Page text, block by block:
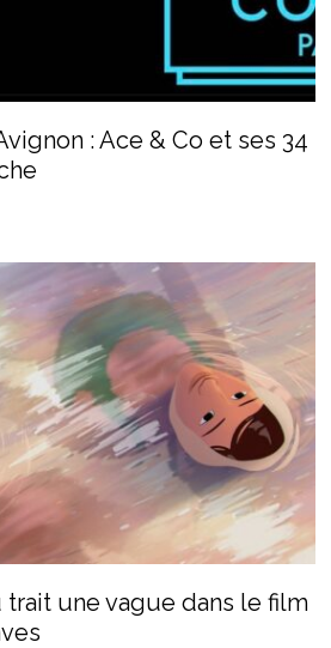
: Ace & Co et ses 34
trait une vague dans le film